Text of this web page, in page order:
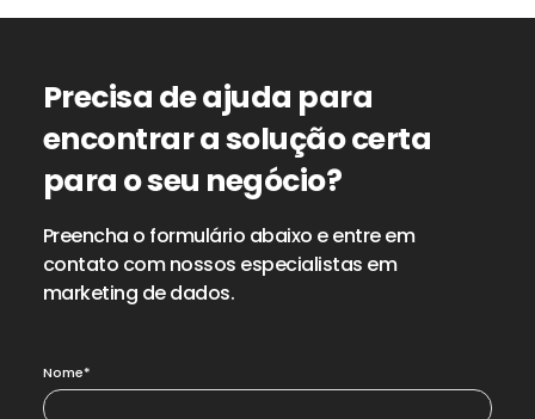
Precisa de ajuda para
encontrar a solução certa
para o seu negócio?
Preencha o formulário abaixo e entre em
contato com nossos especialistas em
marketing de dados.
Nome*